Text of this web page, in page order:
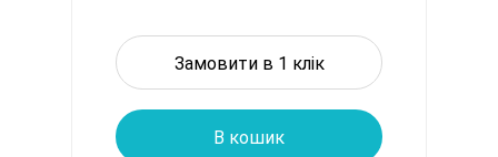
Замовити в 1 клік
В кошик